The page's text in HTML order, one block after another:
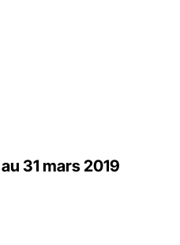
31 mars 2019